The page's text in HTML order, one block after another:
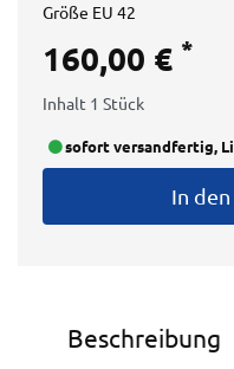
Größe EU 42
160,00 € *
Inhalt 1 Stück
sofort versandfertig,
In
Beschreibung